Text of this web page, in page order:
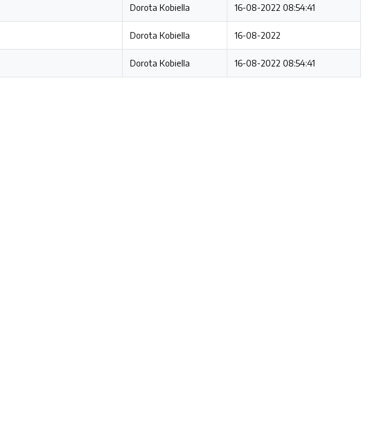
Dorota Kobiella 16-08-2022 08:54:41
Dorota Kobiella 16-08-2022
Dorota Kobiella 16-08-2022 08:54:41